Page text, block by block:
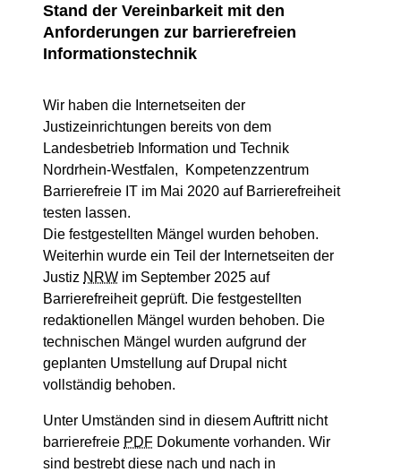
Stand der Vereinbarkeit mit den
Anforderungen zur barrierefreien
Informationstechnik
Wir haben die Internetseiten der
Justizeinrichtungen bereits von dem
Landesbetrieb Information und Technik
Nordrhein-Westfalen, Kompetenzzentrum
Barrierefreie IT im Mai 2020 auf Barrierefreiheit
testen lassen.
Die festgestellten Mängel wurden behoben.
Weiterhin wurde ein Teil der Internetseiten der
Justiz NRW im September 2025 auf
Barrierefreiheit geprüft. Die festgestellten
redaktionellen Mängel wurden behoben. Die
technischen Mängel wurden aufgrund der
geplanten Umstellung auf Drupal nicht
vollständig behoben.
Unter Umständen sind in diesem Auftritt nicht
barrierefreie PDF Dokumente vorhanden. Wir
sind bestrebt diese nach und nach in